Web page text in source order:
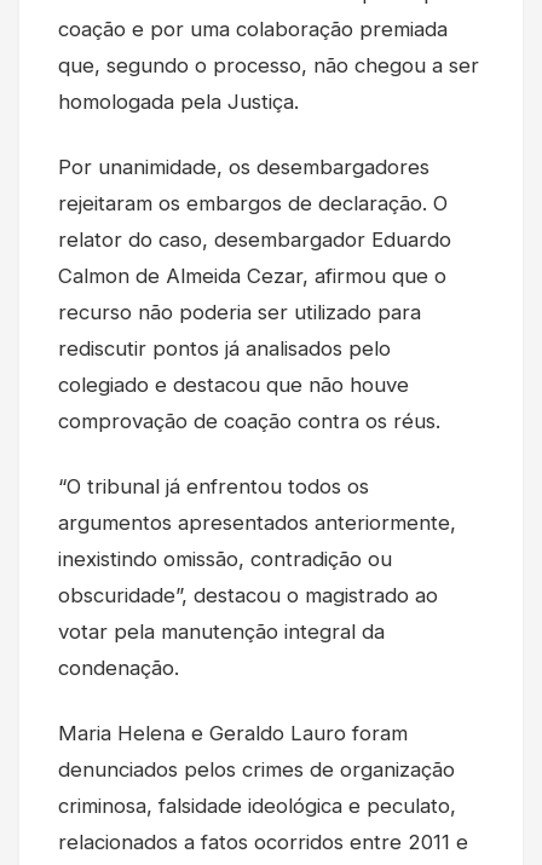
coação e por uma colaboração premiada
que, segundo o processo, não chegou a ser
homologada pela Justiça.
Por unanimidade, os desembargadores
rejeitaram os embargos de declaração. O
relator do caso, desembargador Eduardo
Calmon de Almeida Cezar, afirmou que o
recurso não poderia ser utilizado para
rediscutir pontos já analisados pelo
colegiado e destacou que não houve
comprovação de coação contra os réus.
“O tribunal já enfrentou todos os
argumentos apresentados anteriormente,
inexistindo omissão, contradição ou
obscuridade”, destacou o magistrado ao
votar pela manutenção integral da
condenação.
Maria Helena e Geraldo Lauro foram
denunciados pelos crimes de organização
criminosa, falsidade ideológica e peculato,
relacionados a fatos ocorridos entre 2011 e